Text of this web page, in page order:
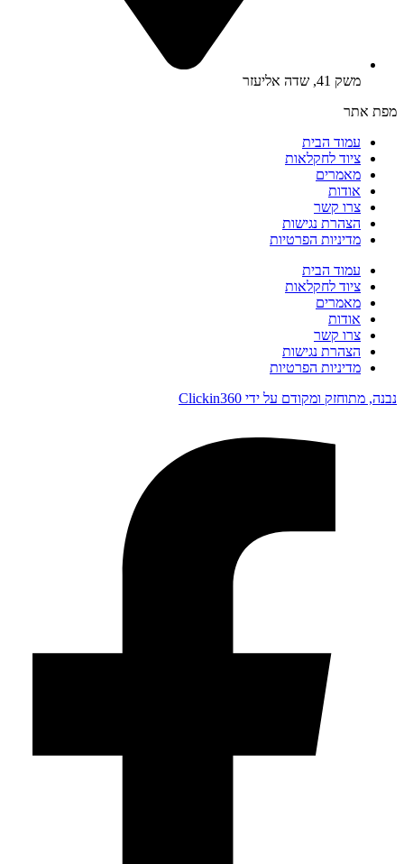
משק 41, שדה אליעזר
מפת אתר
עמוד הבית
ציוד לחקלאות
מאמרים
אודות
צרו קשר
הצהרת נגישות
מדיניות הפרטיות
עמוד הבית
ציוד לחקלאות
מאמרים
אודות
צרו קשר
הצהרת נגישות
מדיניות הפרטיות
נבנה, מתוחזק ומקודם על ידי Clickin360